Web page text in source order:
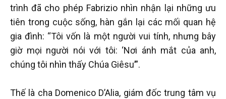
trình đã cho phép Fabrizio nhìn nhận lại những ưu
tiên trong cuộc sống, hàn gắn lại các mối quan hệ
gia đình: “Tôi vốn là một người vui tính, nhưng bây
giờ mọi người nói với tôi: ‘Nơi ánh mắt của anh,
chúng tôi nhìn thấy Chúa Giêsu’”.
Thế là cha Domenico D’Alia, giám đốc trung tâm vụ